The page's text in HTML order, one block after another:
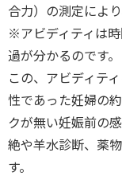
合力）の測定によ
※アビディティは
過が分かるのです。
この、アビディテ
性であった妊婦の
クが無い妊娠前の
絶や羊水診断、薬
す。